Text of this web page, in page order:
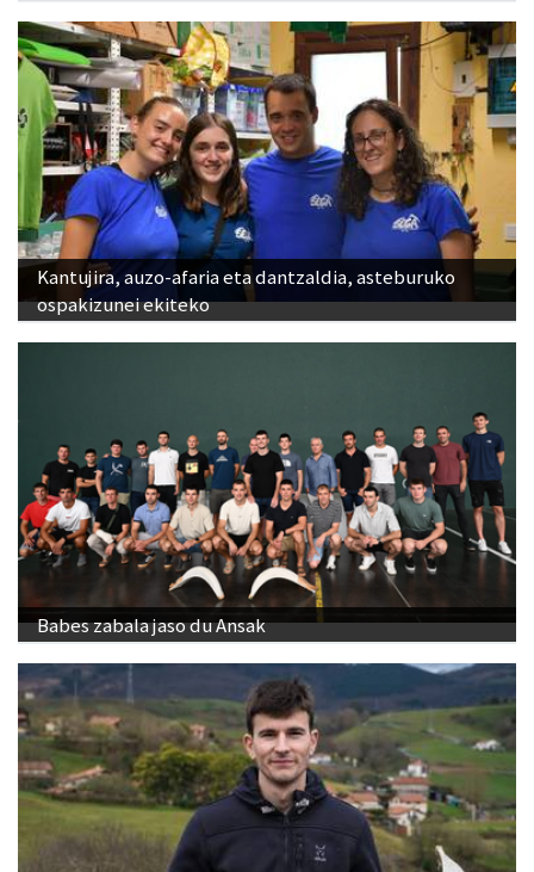
Kantujira, auzo-afaria eta dantzaldia, asteburuko
ospakizunei ekiteko
Babes zabala jaso du Ansak